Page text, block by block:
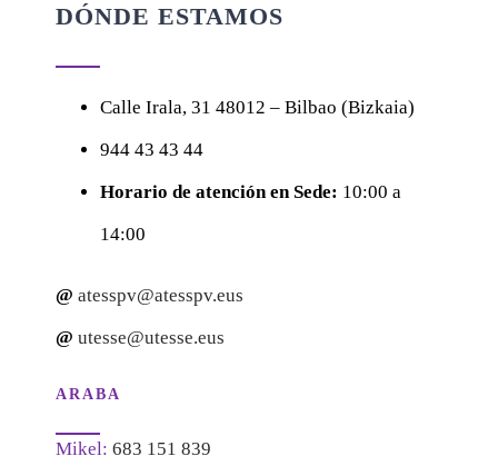
DÓNDE ESTAMOS
Calle Irala, 31 48012 – Bilbao (Bizkaia)
944 43 43 44
Horario de atención en Sede: 10:00 a
14:00
@ atesspv@atesspv.eus
@ utesse@utesse.eus
ARABA
Mikel: 683 151 839